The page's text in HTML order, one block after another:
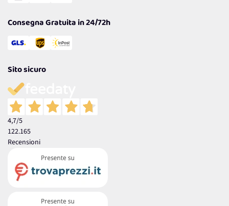
Consegna Gratuita in 24/72h
Sito sicuro
4,7/5
122.165
Recensioni